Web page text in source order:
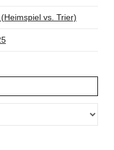
vs. Trier)